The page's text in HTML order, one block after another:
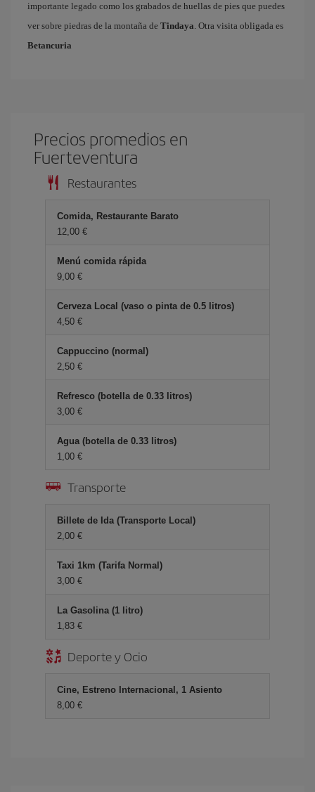
importante legado como los grabados de huellas de pies que puedes
ver sobre piedras de la montaña de Tindaya. Otra visita obligada es
Betancuria
Precios promedios en
Fuerteventura
Restaurantes
Comida, Restaurante Barato
12,00 €
Menú comida rápida
9,00 €
Cerveza Local (vaso o pinta de 0.5 litros)
4,50 €
Cappuccino (normal)
2,50 €
Refresco (botella de 0.33 litros)
3,00 €
Agua (botella de 0.33 litros)
1,00 €
Transporte
Billete de Ida (Transporte Local)
2,00 €
Taxi 1km (Tarifa Normal)
3,00 €
La Gasolina (1 litro)
1,83 €
Deporte y Ocio
Cine, Estreno Internacional, 1 Asiento
8,00 €